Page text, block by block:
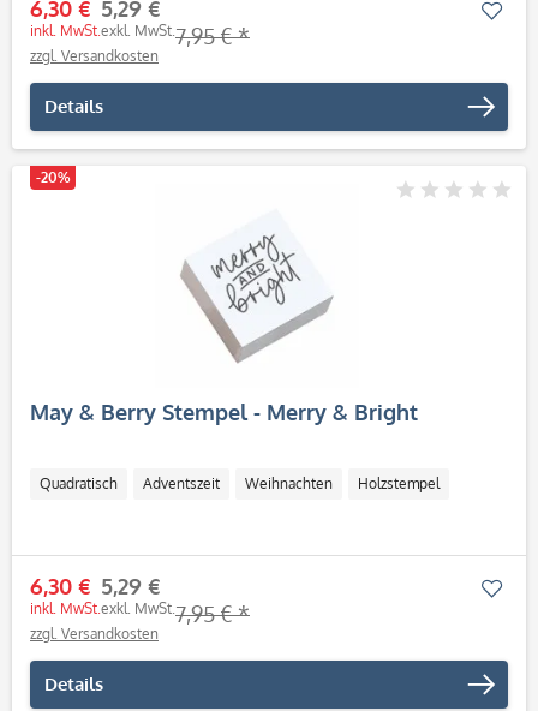
6,30 €
inkl. MwSt.
5,29 €
exkl. MwSt.7,95 € *
zzgl. Versandkosten
Details
-20%
May & Berry Stempel - Merry & Bright
Quadratisch Adventszeit Weihnachten Holzstempel
6,30 €
inkl. MwSt.
5,29 €
exkl. MwSt.7,95 € *
zzgl. Versandkosten
Details